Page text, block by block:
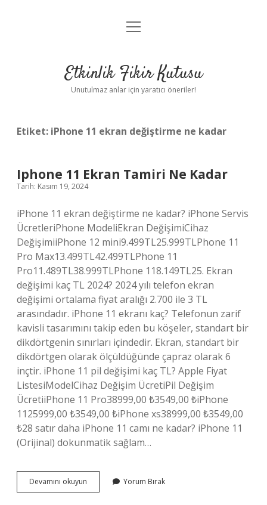
Anasayfa
Yasal Uyarı
menüyü
Etkinlik Fikir Kutusu
Unutulmaz anlar için yaratıcı öneriler!
Etiket: iPhone 11 ekran değiştirme ne kadar
Iphone 11 Ekran Tamiri Ne Kadar
Tarih: Kasım 19, 2024
iPhone 11 ekran değiştirme ne kadar? iPhone Servis
ÜcretleriPhone ModeliEkran DeğişimiCihaz
DeğişimiiPhone 12 mini9.499TL25.999TLPhone 11
Pro Max13.499TL42.499TLPhone 11
Pro11.489TL38.999TLPhone 118.149TL25. Ekran
değişimi kaç TL 2024? 2024 yılı telefon ekran
değişimi ortalama fiyat aralığı 2.700 ile 3 TL
arasındadır. iPhone 11 ekranı kaç? Telefonun zarif
kavisli tasarımını takip eden bu köşeler, standart bir
dikdörtgenin sınırları içindedir. Ekran, standart bir
dikdörtgen olarak ölçüldüğünde çapraz olarak 6
inçtir. iPhone 11 pil değişimi kaç TL? Apple Fiyat
ListesiModelCihaz Değişim ÜcretiPil Değişim
ÜcretiiPhone 11 Pro38999,00 ₺3549,00 ₺iPhone
1125999,00 ₺3549,00 ₺iPhone xs38999,00 ₺3549,00
₺28 satır daha iPhone 11 camı ne kadar? iPhone 11
(Orijinal) dokunmatik sağlam…
Devamını okuyun
11
Yorum Bırak